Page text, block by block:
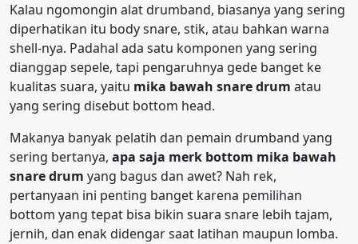
Kalau ngomongin alat drumband, biasanya yang sering
diperhatikan itu body snare, stik, atau bahkan warna
shell-nya. Padahal ada satu komponen yang sering
dianggap sepele, tapi pengaruhnya gede banget ke
kualitas suara, yaitu mika bawah snare drum atau
yang sering disebut bottom head.
Makanya banyak pelatih dan pemain drumband yang
sering bertanya, apa saja merk bottom mika bawah
snare drum yang bagus dan awet? Nah rek,
pertanyaan ini penting banget karena pemilihan
bottom yang tepat bisa bikin suara snare lebih tajam,
jernih, dan enak didengar saat latihan maupun lomba.